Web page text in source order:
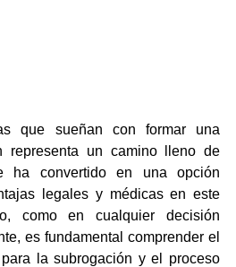
que sueñan con formar una
representa un camino lleno de
ha convertido en una opción
legales y médicas en este
como en cualquier decisión
es fundamental comprender el
la subrogación y el proceso